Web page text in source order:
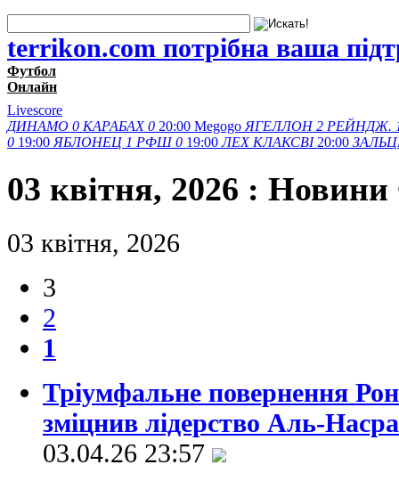
terrikon.com потрібна ваша
Футбол
Онлайн
Livescore
ДИНАМО 0 КАРАБАХ 0 20:00 Megogo ЯГЕЛЛОН 2 РЕЙНДЖ.
0 19:00 ЯБЛОНЕЦ 1 РФШ 0 19:00 ЛЕХ КЛАКСВІ 20:00
03 квітня, 2026 :
03 квітня, 2026
3
2
1
Тріумфальне повернення
зміцнив лідерство Аль-Насра
03.04.26 23:57